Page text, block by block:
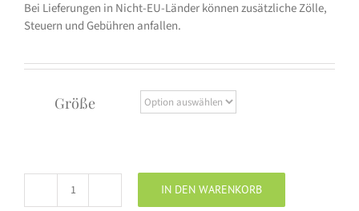
Bei Lieferungen in Nicht-EU-Länder können zusätzliche Zölle,
Steuern und Gebühren anfallen.
Größe
ELIAS
IN DEN WARENKORB